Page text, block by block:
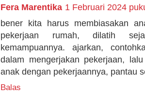
Fera Marentika 1 Februari 2024
bener kita harus membiasakan
pekerjaan rumah, dilatih
kemampuannya. ajarkan,
dalam mengerjakan pekerjaan,
anak dengan pekerjaannya, pantau
Balas